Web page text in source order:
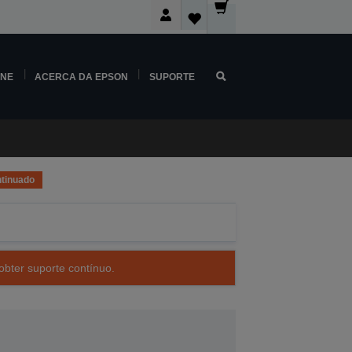
ACERCA DA EPSON SUPORTE
suporte contínuo.